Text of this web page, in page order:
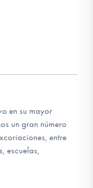
en su mayor
un gran número
entre
escuelas,